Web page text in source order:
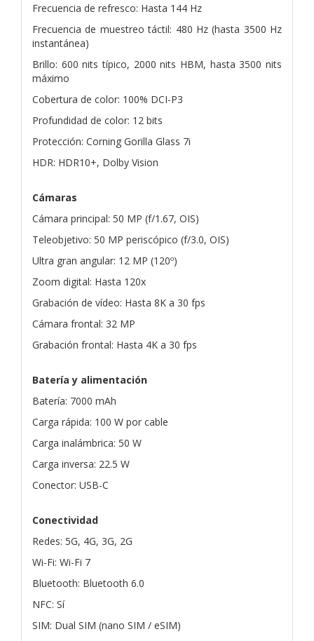
Frecuencia de refresco: Hasta 144 Hz
Frecuencia de muestreo táctil: 480 Hz (hasta 3500 Hz
instantánea)
Brillo: 600 nits típico, 2000 nits HBM, hasta 3500 nits
máximo
Cobertura de color: 100% DCI-P3
Profundidad de color: 12 bits
Protección: Corning Gorilla Glass 7i
HDR: HDR10+, Dolby Vision
Cámaras
Cámara principal: 50 MP (f/1.67, OIS)
Teleobjetivo: 50 MP periscópico (f/3.0, OIS)
Ultra gran angular: 12 MP (120º)
Zoom digital: Hasta 120x
Grabación de vídeo: Hasta 8K a 30 fps
Cámara frontal: 32 MP
Grabación frontal: Hasta 4K a 30 fps
Batería y alimentación
Batería: 7000 mAh
Carga rápida: 100 W por cable
Carga inalámbrica: 50 W
Carga inversa: 22.5 W
Conector: USB-C
Conectividad
Redes: 5G, 4G, 3G, 2G
Wi-Fi: Wi-Fi 7
Bluetooth: Bluetooth 6.0
NFC: Sí
SIM: Dual SIM (nano SIM / eSIM)